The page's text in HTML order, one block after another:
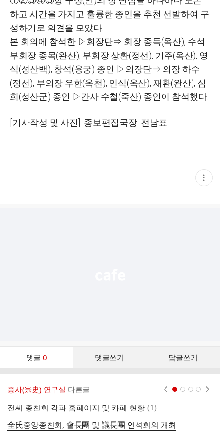
하고 시간을 가지고 훌륭한 종인을 추천 선발하여 구
성하기로 의견을 모았다
본 회의에 참석한 ▷회장단⇒ 회장 종득(옥산), 수석
부회장 종목(완산), 부회장 상환(정선), 기주(옥산), 영
식(성산백), 창석(용궁) 종인 ▷의장단⇒ 의장 하수
(정선), 부의장 우한(옥천), 인식(옥산), 재환(완산), 심
희(성산군) 종인 ▷간사 수철(죽산) 종인이 참석했다
[기사작성 및 사진] 종보편집국장 전남표
현
재
댓글 0 댓글쓰기 답글쓰기
댓
종사(宗史) 연구실 다른글
전씨 종친회 각파 홈페이지 및 카페 현황 댓
(1)
全氏중앙종친회, 會長團 및 議長團 연석회의 개최